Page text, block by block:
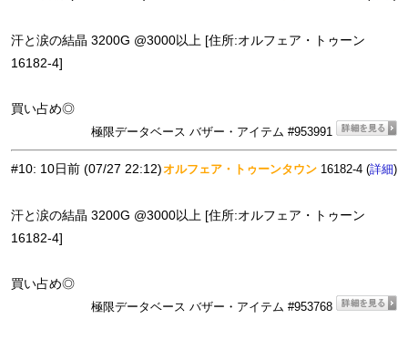
汗と涙の結晶 3200G @3000以上 [住所:オルフェア・トゥーン
16182-4]
買い占め◎
極限データベース バザー・アイテム #953991
#10: 10日前 (07/27 22:12)オルフェア・トゥーンタウン 16182-4 (詳細)
汗と涙の結晶 3200G @3000以上 [住所:オルフェア・トゥーン
16182-4]
買い占め◎
極限データベース バザー・アイテム #953768